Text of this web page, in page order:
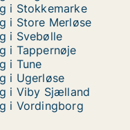
i Stokkemarke
i Store Merløse
i Svebølle
i Tappernøje
i Tune
i Ugerløse
i Viby Sjælland
i Vordingborg